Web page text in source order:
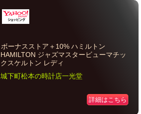
ボーナスストア＋10% ハミルトン
HAMILTON ジャズマスタービューマチッ
クスケルトン レディ
城下町松本の時計店一光堂
詳細はこちら